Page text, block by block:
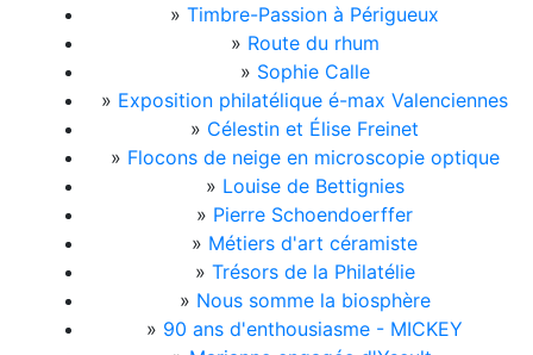
» Timbre-Passion à Périgueux
» Route du rhum
» Sophie Calle
» Exposition philatélique é-max Valenciennes
» Célestin et Élise Freinet
» Flocons de neige en microscopie optique
» Louise de Bettignies
» Pierre Schoendoerffer
» Métiers d'art céramiste
» Trésors de la Philatélie
» Nous somme la biosphère
» 90 ans d'enthousiasme - MICKEY